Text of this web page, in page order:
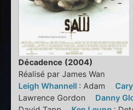
Décadence (2004)
Réalisé par James Wan
Leigh Whannell : Adam
Lawrence Gordon Danny